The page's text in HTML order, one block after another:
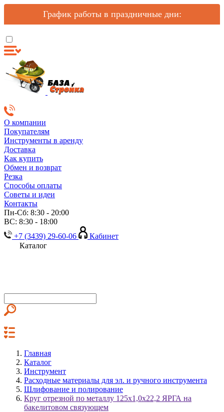
График работы в праздничные дни:
О компании
Покупателям
Инструменты в аренду
Доставка
Как купить
Обмен и возврат
Резка
Способы оплаты
Советы и идеи
Контакты
Пн-Сб: 8:30 - 20:00
ВС: 8:30 - 18:00
+7 (3439) 29-60-06
Кабинет
Каталог
Главная
Каталог
Инструмент
Расходные материалы для эл. и ручного инструмента
Шлифование и полирование
Круг отрезной по металлу 125х1,0х22,2 ЯРГА на
бакелитовом связующем